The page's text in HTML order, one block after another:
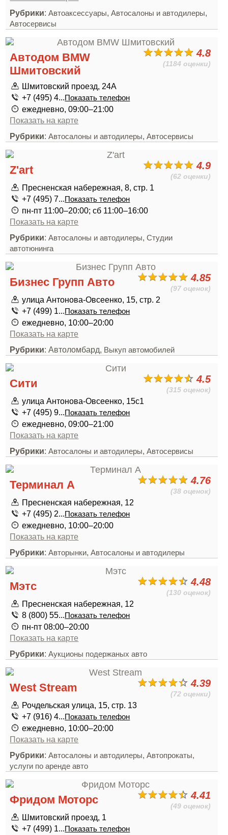
Рубрики:Автоаксессуары,Автосалоны и автодилеры,
Автосервисы
4.8
(1184 оценки)
Автодом BMW
Шмитовский
Шмитовский проезд, 24А
+7 (495) 4...Показать телефон
ежедневно, 09:00–21:00
Показать на карте
Рубрики:Автосалоны и автодилеры,Автосервисы
4.9
(62 оценки)
Z'art
Пресненская набережная, 8, стр. 1
+7 (495) 7...Показать телефон
пн-пт 11:00–20:00; сб 11:00–16:00
Показать на карте
Рубрики:Автосалоны и автодилеры,Студии
автотюнинга
4.85
(97 оценок)
Бизнес Групп Авто
улица Антонова-Овсеенко, 15, стр. 2
+7 (499) 1...Показать телефон
ежедневно, 10:00–20:00
Показать на карте
Рубрики: Автоломбард, Выкуп автомобилей
4.5
(315 оценок)
Сити
улица Антонова-Овсеенко, 15с1
+7 (495) 9...Показать телефон
ежедневно, 09:00–21:00
Показать на карте
Рубрики:Автосалоны и автодилеры,Автосервисы
4.76
(38 оценок)
Терминал А
Пресненская набережная, 12
+7 (495) 2...Показать телефон
ежедневно, 10:00–20:00
Показать на карте
Рубрики:Авторынки,Автосалоны и автодилеры
4.48
(130 оценок)
Мэтс
Пресненская набережная, 12
8 (800) 55...Показать телефон
пн-пт 08:00–20:00
Показать на карте
Рубрики:Аукционы подержаных авто
4.39
(72 оценки)
West Stream
Рочдельская улица, 15, стр. 13
+7 (916) 4...Показать телефон
ежедневно, 10:00–20:00
Показать на карте
Рубрики:Автосалоны и автодилеры,Автопрокаты,
услуги по аренде авто
4.41
(49 оценок)
Фридом Моторс
Шмитовский проезд, 1
+7 (499) 1...Показать телефон